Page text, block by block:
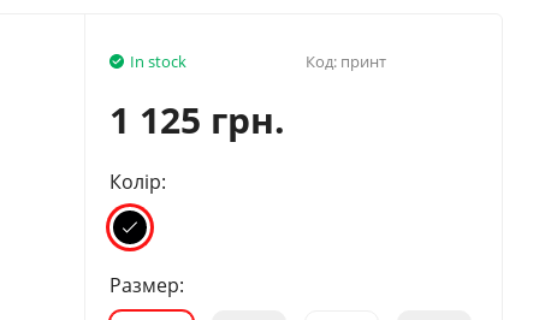
In stock Код: принт
1 125 грн.
Колір:
Размер: